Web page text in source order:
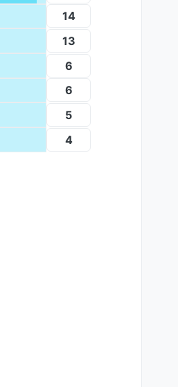
14
13
6
6
5
4